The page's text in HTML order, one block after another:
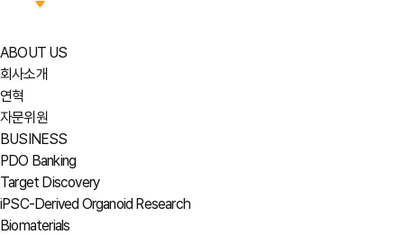
ABOUT US
회사소개
연혁
자문위원
BUSINESS
PDO Banking
Target Discovery
iPSC-Derived Organoid Research
Biomaterials